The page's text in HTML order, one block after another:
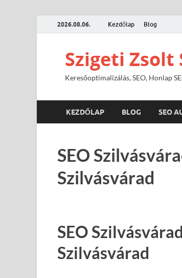
2026.08.06. Kezdőlap Blog
Szigeti Zsolt
Keresőoptimalizálás, SEO, Honlap
KEZDŐLAP BLOG SEO
SEO
Szilvásvárad
SEO
Szilvásvárad